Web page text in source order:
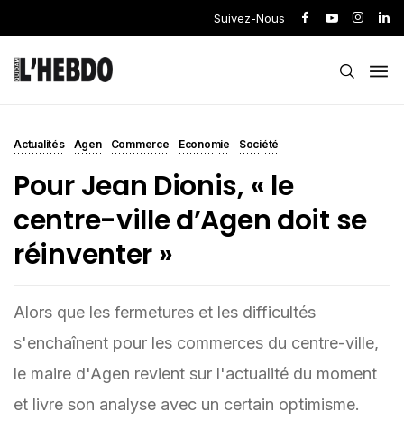
Suivez-Nous
Actualités Agen Commerce Economie Société
Pour Jean Dionis, « le
centre-ville d’Agen doit se
réinventer »
Alors que les fermetures et les difficultés
s'enchaînent pour les commerces du centre-ville,
le maire d'Agen revient sur l'actualité du moment
et livre son analyse avec un certain optimisme.